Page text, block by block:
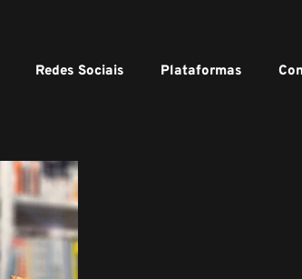
Redes Sociais Plataformas